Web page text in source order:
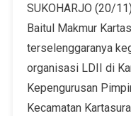
SUKOHARJO (20/
Baitul Makmur
terselenggaranya
organisasi LDII di
Kepengurusan
Kecamatan